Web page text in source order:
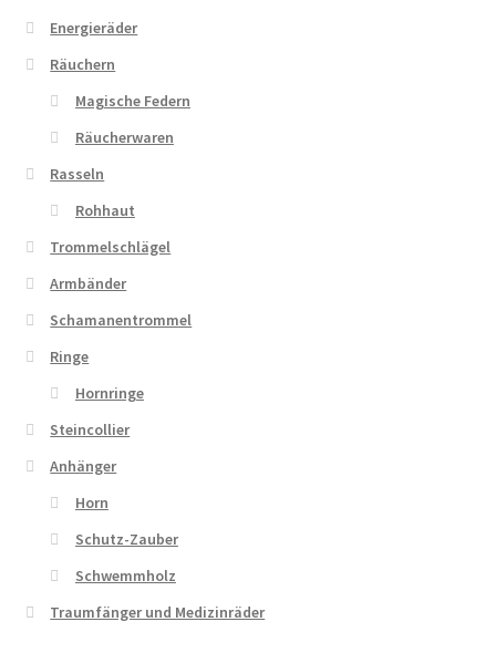
Energieräder
Räuchern
Magische Federn
Räucherwaren
Rasseln
Rohhaut
Trommelschlägel
Armbänder
Schamanentrommel
Ringe
Hornringe
Steincollier
Anhänger
Horn
Schutz-Zauber
Schwemmholz
Traumfänger und Medizinräder